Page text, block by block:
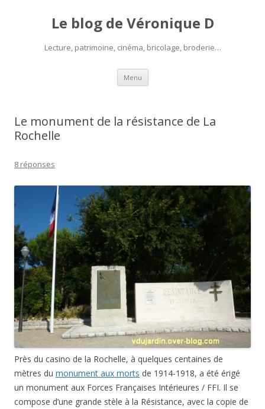
Le blog de Véronique D
Lecture, patrimoine, cinéma, bricolage, broderie…
Menu Aller
contenu
Le monument de la résistance de La
Rochelle
8 réponses
Près du casino de la Rochelle, à quelques centaines de
mètres du monument aux morts de 1914-1918, a été érigé
un monument aux Forces Françaises Intérieures / FFI. Il se
compose d’une grande stèle à la Résistance, avec la copie de